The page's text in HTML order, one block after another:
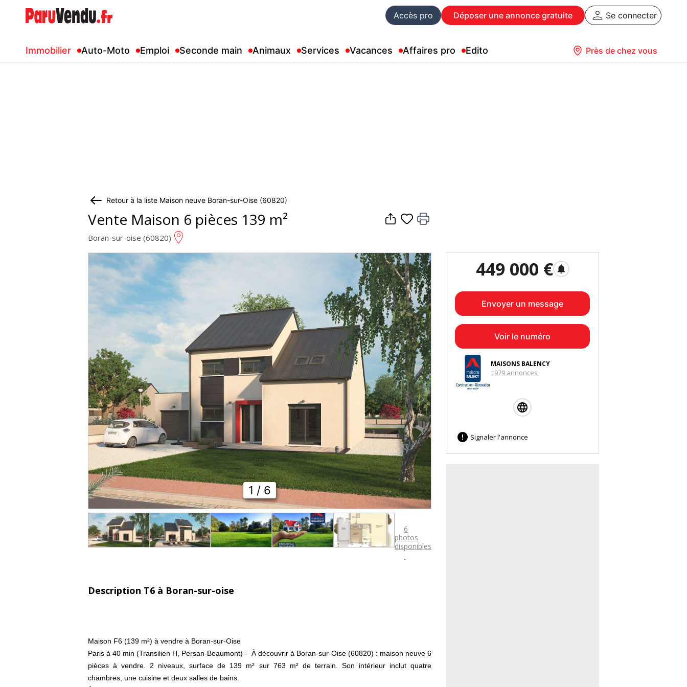
Accès pro Déposer une annonce gratuite Se connecter
Immobilier Auto-Moto Emploi Seconde main Animaux Services Vacances Affaires pro Edito Près de chez vous
Retour à la liste Maison neuve Boran-sur-Oise (60820)
Vente Maison 6 pièces 139 m²
Boran-sur-oise (60820)
1 / 6
6
photos
disponibles

Description T6 à Boran-sur-oise
Maison F6 (139 m²) à vendre à Boran-sur-Oise
Paris à 40 min (Transilien H, Persan-Beaumont) - À découvrir à Boran-sur-Oise (60820) : maison neuve 6
pièces à vendre. 2 niveaux, surface de 139 m² sur 763 m² de terrain. Son intérieur inclut quatre
chambres, une cuisine et deux salles de bains.
449 000 € notifications
Envoyer un message
Voir le numéro
MAISONS BALENCY
1979 annonces
 Signaler l'annonce